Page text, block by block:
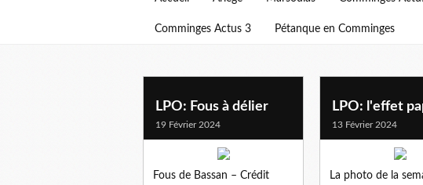
Comminges Actus 3 Pétanque en Comminges
oiseaux
LPO: Fous à délier
19 Février 2024
Fous de Bassan – Crédit
LPO: l'effet
13 Février 2024
La photo de la